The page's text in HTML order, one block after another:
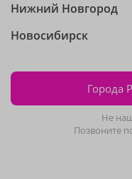
Нижний Новгород
Новосибирск
Города
Не
Позвоните